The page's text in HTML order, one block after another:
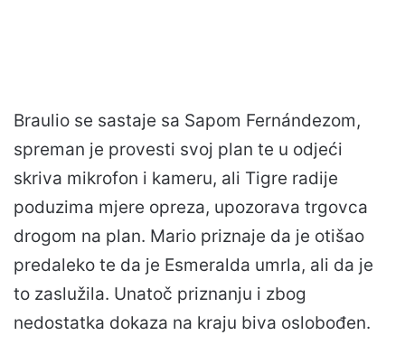
Braulio se sastaje sa Sapom Fernándezom,
spreman je provesti svoj plan te u odjeći
skriva mikrofon i kameru, ali Tigre radije
poduzima mjere opreza, upozorava trgovca
drogom na plan. Mario priznaje da je otišao
predaleko te da je Esmeralda umrla, ali da je
to zaslužila. Unatoč priznanju i zbog
nedostatka dokaza na kraju biva oslobođen.